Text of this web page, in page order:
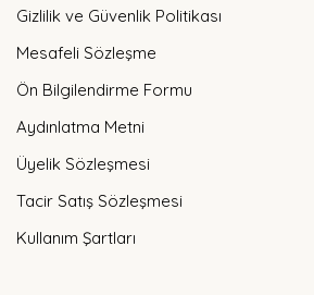
Gizlilik ve Güvenlik Politikası
Mesafeli Sözleşme
Ön Bilgilendirme Formu
Aydınlatma Metni
Üyelik Sözleşmesi
Tacir Satış Sözleşmesi
Kullanım Şartları